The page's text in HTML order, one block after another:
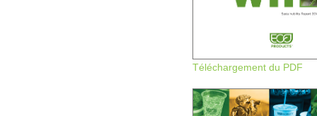
Téléchargement du PDF